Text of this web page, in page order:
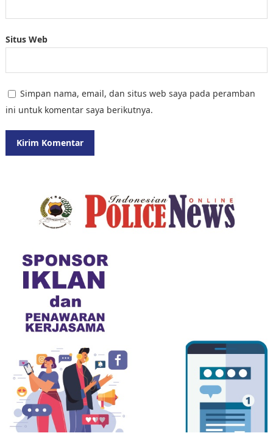
Situs Web
Simpan nama, email, dan situs web saya pada peramban
ini untuk komentar saya berikutnya.